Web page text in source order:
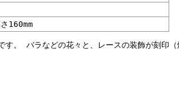
160mm
す。 バラなどの花々と、レースの装飾が刻印（